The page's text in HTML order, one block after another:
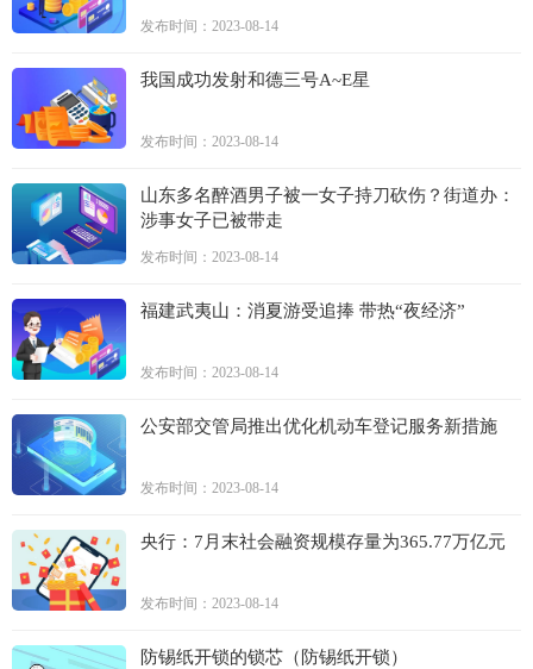
发布时间：2023-08-14
我国成功发射和德三号A~E星
发布时间：2023-08-14
山东多名醉酒男子被一女子持刀砍伤？街道办：
涉事女子已被带走
发布时间：2023-08-14
福建武夷山：消夏游受追捧 带热“夜经济”
发布时间：2023-08-14
公安部交管局推出优化机动车登记服务新措施
发布时间：2023-08-14
央行：7月末社会融资规模存量为365.77万亿元
发布时间：2023-08-14
防锡纸开锁的锁芯（防锡纸开锁）